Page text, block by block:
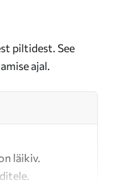
piltidest. See
ajal.
läikiv.